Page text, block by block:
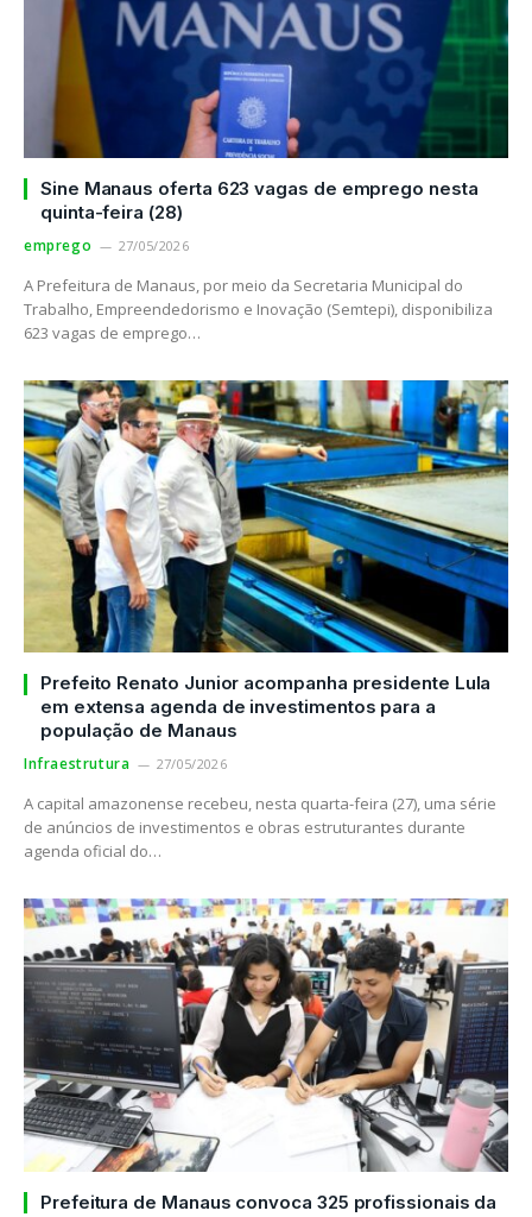
Sine Manaus oferta 623 vagas de emprego nesta
quinta-feira (28)
emprego 27/05/2026
A Prefeitura de Manaus, por meio da Secretaria Municipal do
Trabalho, Empreendedorismo e Inovação (Semtepi), disponibiliza
623 vagas de emprego…
Prefeito Renato Junior acompanha presidente Lula
em extensa agenda de investimentos para a
população de Manaus
Infraestrutura 27/05/2026
A capital amazonense recebeu, nesta quarta-feira (27), uma série
de anúncios de investimentos e obras estruturantes durante
agenda oficial do…
Prefeitura de Manaus convoca 325 profissionais da